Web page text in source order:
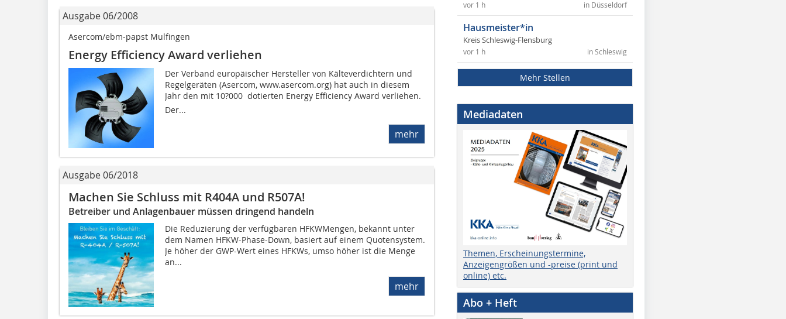
Ausgabe 06/2008
Asercom/ebm-papst Mulfingen
Energy Efficiency Award verliehen
Der Verband europäischer Hersteller von Kälteverdichtern und
Regelgeräten (Asercom, www.asercom.org) hat auch in diesem
Jahr den mit 10?000  dotierten Energy Efficiency Award verliehen.
Der...
mehr
Ausgabe 06/2018
Machen Sie Schluss mit R404A und R507A!
Betreiber und Anlagenbauer müssen dringend handeln
Die Reduzierung der verfügbaren HFKW­Mengen, bekannt unter
dem Namen HFKW­-Phase-Down, basiert auf einem Quotensystem.
Je höher der GWP-Wert eines HFKWs, umso höher ist die Menge
an...
mehr
in Düsseldorf
vor 1 h
Hausmeister*in
Kreis Schleswig-Flensburg
in Schleswig
vor 1 h
Mehr Stellen
Mediadaten
Themen, Erscheinungstermine,
Anzeigengrößen und -preise (print und
online) etc.
Abo + Heft